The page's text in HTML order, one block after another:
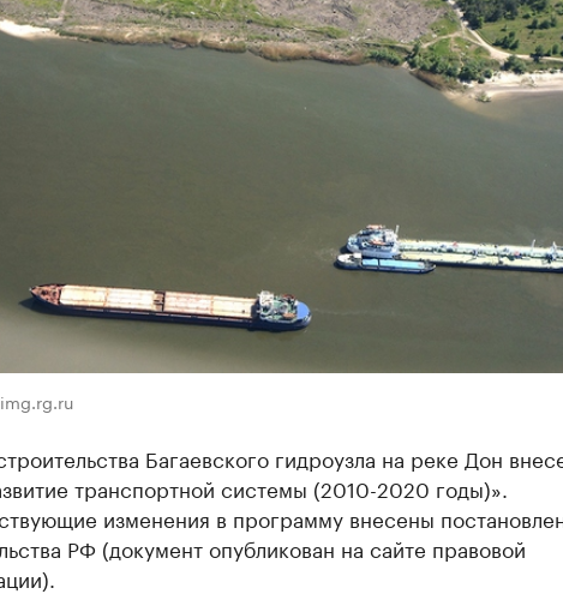
Багаевского гидроузла на реке Дон
транспортной системы (2010-2020 годы)».
изменения в программу внесены
РФ (документ опубликован на сайте правовой